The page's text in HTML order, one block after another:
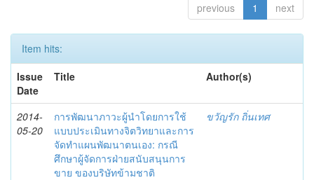
previous 1 next
Item hits:
Issue
Date
Title Author(s)
2014-
05-20
การพัฒนาภาวะผู้นำโดยการใช้
แบบประเมินทางจิตวิทยาและการ
จัดทำแผนพัฒนาตนเอง: กรณี
ศึกษาผู้จัดการฝ่ายสนับสนุนการ
ขาย ของบริษัทข้ามชาติ
ขวัญรัก ถิ่นเทศ